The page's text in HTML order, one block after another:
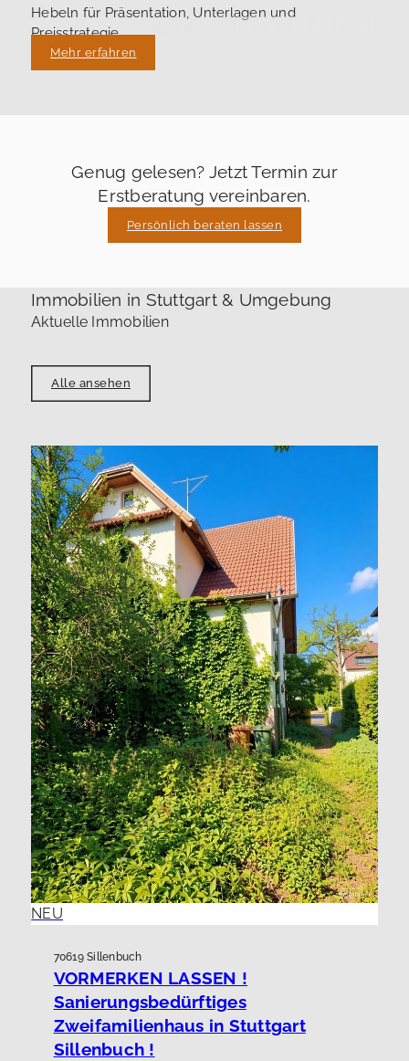
Hebeln für Präsentation, Unterlagen und
Preisstrategie.
Mehr erfahren
Genug gelesen? Jetzt Termin zur
Erstberatung vereinbaren.
Persönlich beraten lassen
Immobilien in Stuttgart & Umgebung
Aktuelle Immobilien
Alle ansehen
NEU
70619 Sillenbuch
VORMERKEN LASSEN !
Sanierungsbedürftiges
Zweifamilienhaus in Stuttgart
Sillenbuch !